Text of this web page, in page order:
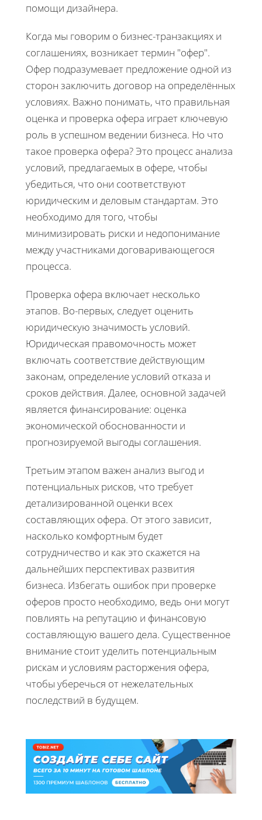
помощи дизайнера.
Когда мы говорим о бизнес-транзакциях и
соглашениях, возникает термин "офер".
Офер подразумевает предложение одной из
сторон заключить договор на определённых
условиях. Важно понимать, что правильная
оценка и проверка офера играет ключевую
роль в успешном ведении бизнеса. Но что
такое проверка офера? Это процесс анализа
условий, предлагаемых в офере, чтобы
убедиться, что они соответствуют
юридическим и деловым стандартам. Это
необходимо для того, чтобы
минимизировать риски и недопонимание
между участниками договаривающегося
процесса.
Проверка офера включает несколько
этапов. Во-первых, следует оценить
юридическую значимость условий.
Юридическая правомочность может
включать соответствие действующим
законам, определение условий отказа и
сроков действия. Далее, основной задачей
является финансирование: оценка
экономической обоснованности и
прогнозируемой выгоды соглашения.
Третьим этапом важен анализ выгод и
потенциальных рисков, что требует
детализированной оценки всех
составляющих офера. От этого зависит,
насколько комфортным будет
сотрудничество и как это скажется на
дальнейших перспективах развития
бизнеса. Избегать ошибок при проверке
оферов просто необходимо, ведь они могут
повлиять на репутацию и финансовую
составляющую вашего дела. Существенное
внимание стоит уделить потенциальным
рискам и условиям расторжения офера,
чтобы уберечься от нежелательных
последствий в будущем.